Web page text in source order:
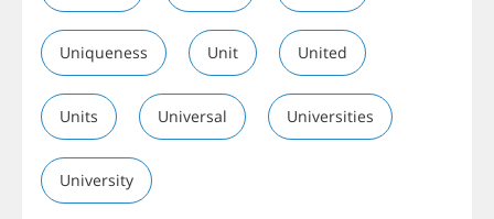
Uniqueness Unit United
Units Universal Universities
University